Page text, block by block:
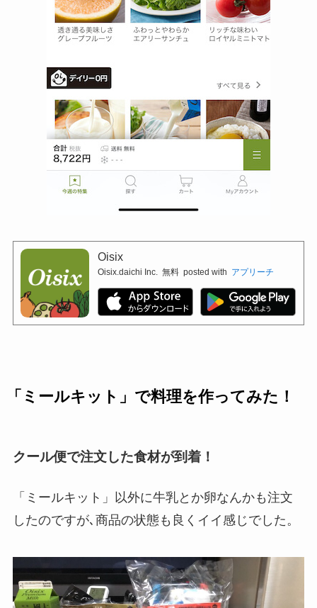
Oisix
Oisix.daichi Inc. 無料 posted with アプリーチ
「ミールキット」で料理を作ってみた！
クール便で注文した食材が到着！
「ミールキット」以外に牛乳とか卵なんかも注文
したのですが､商品の状態も良くイイ感じでした。